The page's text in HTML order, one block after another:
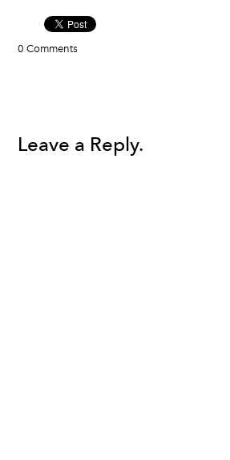
0 Comments
Leave a Reply.